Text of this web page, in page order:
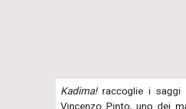
Kadima!raccoglie i saggi
Vincenzo Pinto, uno dei